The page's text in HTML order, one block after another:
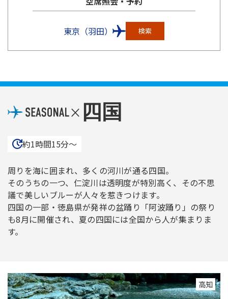
東京（羽田） 検索
× 四国
約1時間15分〜
周りを海に囲まれ、多くの河川が通る四国。
そのうちの一つ、仁淀川は透明度が特別高く、その不思
議で美しいブルーが人々を惹きつけます。
四国の一部・徳島県が発祥の盆踊り「阿波踊り」の祭り
も8月に開催され、夏の四国には全国から人が集まりま
す。
高知